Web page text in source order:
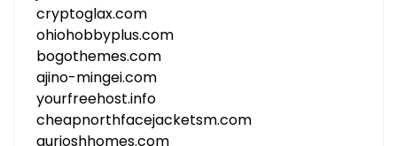
cryptoglax.com
ohiohobbyplus.com
bogothemes.com
ajino-mingei.com
yourfreehost.info
cheapnorthfacejacketsm.com
gurjoshhomes.com